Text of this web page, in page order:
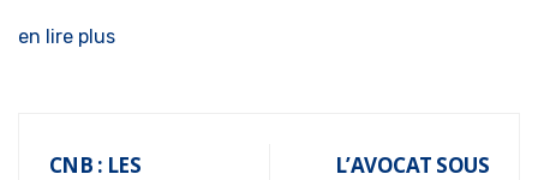
en lire plus
CNB : LES
L’AVOCAT SOUS